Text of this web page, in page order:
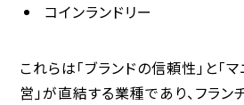
コインランドリー
これらは「ブランドの信頼性」と「
営」が直結する業種であり、フラ